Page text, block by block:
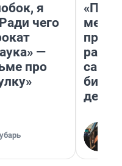
я
чего
—
про